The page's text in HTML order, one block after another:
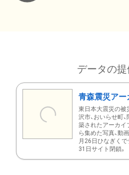
データの
青森震災アー
東日本大震災の被
沢市、おいらせ町
築されたアーカイ
ら集めた写真、動
月26日ひなぎく
31日サイト閉鎖。